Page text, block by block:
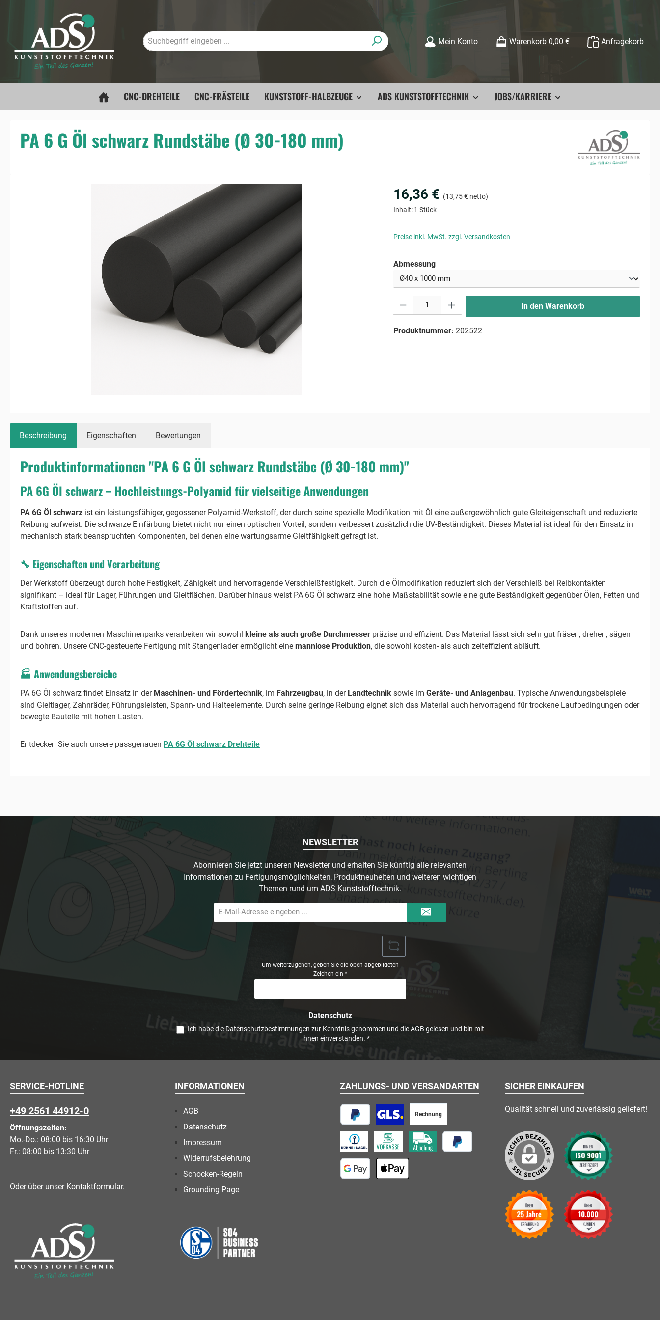
Zur Hauptnavigation springen
Mein Konto Warenkorb 0,00 € Anfragekorb
CNC-DREHTEILE CNC-FRÄSTEILE KUNSTSTOFF-HALBZEUGE ADS KUNSTSTOFFTECHNIK JOBS/KARRIERE
PA 6 G Öl schwarz Rundstäbe (Ø 30-180 mm)
16,36 € (13,75 € netto)
Inhalt: 1 Stück
Preise inkl. MwSt. zzgl. Versandkosten
Abmessungauswählen
In den Warenkorb
Produktnummer: 202522
Beschreibung Eigenschaften Bewertungen
Produktinformationen "PA 6 G Öl schwarz Rundstäbe (Ø 30-180 mm)"
PA 6G Öl schwarz – Hochleistungs-Polyamid für vielseitige Anwendungen
PA 6G Öl schwarz ist ein leistungsfähiger, gegossener Polyamid-Werkstoff, der durch seine spezielle Modifikation mit Öl eine außergewöhnlich gute Gleiteigenschaft und reduzierte
Reibung aufweist. Die schwarze Einfärbung bietet nicht nur einen optischen Vorteil, sondern verbessert zusätzlich die UV-Beständigkeit. Dieses Material ist ideal für den Einsatz in
mechanisch stark beanspruchten Komponenten, bei denen eine wartungsarme Gleitfähigkeit gefragt ist.
🔧 Eigenschaften und Verarbeitung
Der Werkstoff überzeugt durch hohe Festigkeit, Zähigkeit und hervorragende Verschleißfestigkeit. Durch die Ölmodifikation reduziert sich der Verschleiß bei Reibkontakten
signifikant – ideal für Lager, Führungen und Gleitflächen. Darüber hinaus weist PA 6G Öl schwarz eine hohe Maßstabilität sowie eine gute Beständigkeit gegenüber Ölen, Fetten und
Kraftstoffen auf.
Dank unseres modernen Maschinenparks verarbeiten wir sowohl kleine als auch große Durchmesser präzise und effizient. Das Material lässt sich sehr gut fräsen, drehen, sägen
und bohren. Unsere CNC-gesteuerte Fertigung mit Stangenlader ermöglicht eine mannlose Produktion, die sowohl kosten- als auch zeiteffizient abläuft.
🏭 Anwendungsbereiche
PA 6G Öl schwarz findet Einsatz in der Maschinen- und Fördertechnik, im Fahrzeugbau, in der Landtechnik sowie im Geräte- und Anlagenbau. Typische Anwendungsbeispiele
sind Gleitlager, Zahnräder, Führungsleisten, Spann- und Halteelemente. Durch seine geringe Reibung eignet sich das Material auch hervorragend für trockene Laufbedingungen oder
bewegte Bauteile mit hohen Lasten.
Entdecken Sie auch unsere passgenauen PA 6G Öl schwarz Drehteile
NEWSLETTER
Abonnieren Sie jetzt unseren Newsletter und erhalten Sie künftig alle relevanten
Informationen zu Fertigungsmöglichkeiten, Produktneuheiten und weiteren wichtigen
Themen rund um ADS Kunststofftechnik.
Mail-
Adresse
Um weiterzugehen, geben Sie die oben abgebildeten
Zeichen ein *
Datenschutz
Ich habe die Datenschutzbestimmungen zur Kenntnis genommen und dieAGB gelesen und bin mit
ihnen einverstanden. *
SERVICE-HOTLINE
+49 2561 44912-0
Öffnungszeiten:
Mo.-Do.: 08:00 bis 16:30 Uhr
Fr.: 08:00 bis 13:30 Uhr
Oder über unser Kontaktformular.
INFORMATIONEN
AGB
Datenschutz
Impressum
Widerrufsbelehrung
Schocken-Regeln
Grounding Page
ZAHLUNGS- UND VERSANDARTEN
PayPal
Rechnung
Vorkasse
Paketversand
Speditionsversand Abholung vor Ort
SICHER EINKAUFEN
Qualität schnell und zuverlässig geliefert!